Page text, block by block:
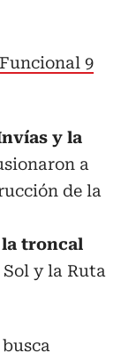
9
y la
a
de la
la troncal
y la Ruta